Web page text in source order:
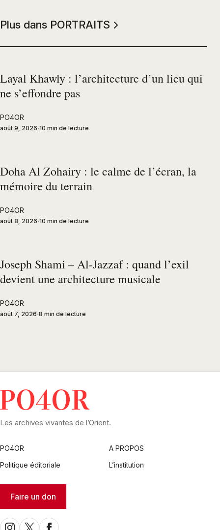
Plus dans PORTRAITS
Layal Khawly : l’architecture d’un lieu qui
ne s’effondre pas
PO4OR
août 9, 2026 10 min de lecture
Doha Al Zohairy : le calme de l’écran, la
mémoire du terrain
PO4OR
août 8, 2026 10 min de lecture
Joseph Shami – Al-Jazzaf : quand l’exil
devient une architecture musicale
PO4OR
août 7, 2026 8 min de lecture
Les archives vivantes de l’Orient.
PO4OR
A PROPOS
Politique éditoriale
L’institution
Faire un don